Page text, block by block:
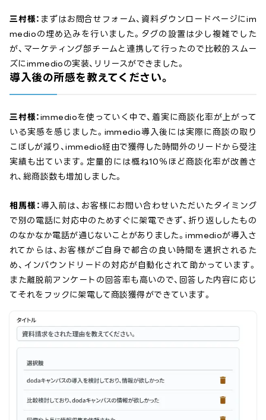
三村様： まずはお問合せフォーム、資料ダウンロードページにim
medioの埋め込みを行いました。タグの設置は少し複雑でした
が、マーケティング部チームと連携して行ったので比較的スムー
ズにimmedioの実装、リリースができました。
導入後の所感を教えてください。
三村様：immedioを使っていく中で、着実に商談化率が上がって
いる実感を感じました。immedio導入後には実際に商談の取り
こぼしが減り、immedio経由で獲得した時間外のリードから受注
実績も出ています。定量的には概ね10％ほど商談化率が改善さ
れ、総商談数も増加しました。
相馬様： 導入前は、お客様にお問い合わせいただいたタイミング
で別の電話に対応中のためすぐに架電できず、折り返ししたもの
のなかなか電話が通じないことがありました。immedioが導入さ
れてからは、お客様がご自身で都合の良い時間を選択されるた
め、インバウンドリードの対応が自動化されて助かっています。
また離脱前アンケートの回答率も高いので、回答した内容に応じ
てそれをフックに架電して商談獲得ができています。